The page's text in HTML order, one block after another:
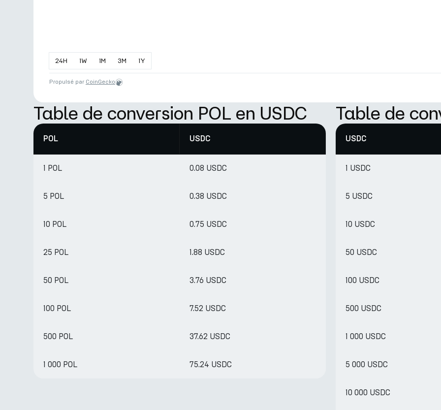
24H 1W 1M 3M 1Y
Propulsé par CoinGecko
Table de conversion POL en USDC
POL USDC
1 POL 0.08 USDC
5 POL 0.38 USDC
10 POL 0.75 USDC
25 POL 1.88 USDC
50 POL 3.76 USDC
100 POL 7.52 USDC
500 POL 37.62 USDC
1 000 POL 75.24 USDC
Table de
USDC
1 USDC
5 USDC
10 USDC
50 USDC
100 USDC
500 USDC
1 000 USDC
5 000 USDC
10 000 USDC